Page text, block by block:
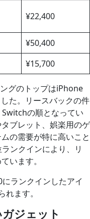
¥22,400
¥50,400
¥15,700
グのトップはiPhone
た。リースバックの件
の順となってい
ブレット、娯楽用のゲ
の需要が特に高いこと
ンクインにより、リ
います。
ランクインしたアイ
ます。
ジェット